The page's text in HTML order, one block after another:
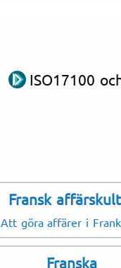
ISO17100
Fransk
Att göra affärer i
Franska